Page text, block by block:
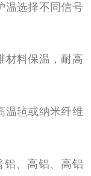
温选择不同信号
材料保温，耐高
温毡或纳米纤维
铝、高铝、高铝